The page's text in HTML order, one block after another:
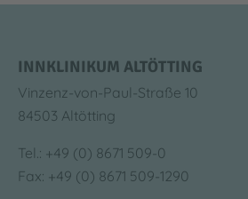
INNKLINIKUM ALTÖTTING
Vinzenz-von-Paul-Straße 10
84503 Altötting
Tel.: +49 (0) 8671 509-0
Fax: +49 (0) 8671 509-1290